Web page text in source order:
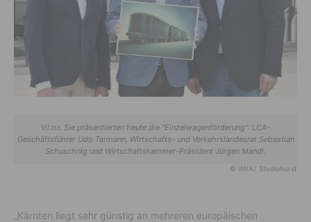
V.l.n.r. Sie präsentierten heute die "Einzelwagenförderung": LCA-
Geschäftsführer Udo Tarmann, Wirtschafts- und Verkehrslandesrat Sebastian
Schuschnig und Wirtschaftskammer-Präsident Jürgen Mandl.
© WKK/ Studiohorst
„Kärnten liegt sehr günstig an mehreren europäischen